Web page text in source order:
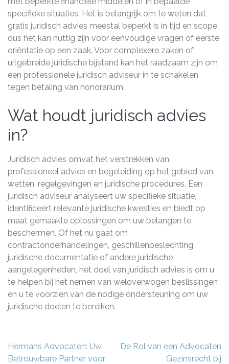
specifieke situaties. Het is belangrijk om te weten dat
gratis juridisch advies meestal beperkt is in tijd en scope,
dus het kan nuttig zijn voor eenvoudige vragen of eerste
oriëntatie op een zaak. Voor complexere zaken of
uitgebreide juridische bijstand kan het raadzaam zijn om
een professionele juridisch adviseur in te schakelen
tegen betaling van honorarium.
Wat houdt juridisch advies
in?
Juridisch advies omvat het verstrekken van
professioneel advies en begeleiding op het gebied van
wetten, regelgevingen en juridische procedures. Een
juridisch adviseur analyseert uw specifieke situatie,
identificeert relevante juridische kwesties en biedt op
maat gemaakte oplossingen om uw belangen te
beschermen. Of het nu gaat om
contractonderhandelingen, geschillenbeslechting,
juridische documentatie of andere juridische
aangelegenheden, het doel van juridisch advies is om u
te helpen bij het nemen van weloverwogen beslissingen
en u te voorzien van de nodige ondersteuning om uw
juridische doelen te bereiken.
Berichtnavigatie
Hermans Advocaten: Uw
Betrouwbare Partner voor
De Rol van een Advocaten
Gezinsrecht bij